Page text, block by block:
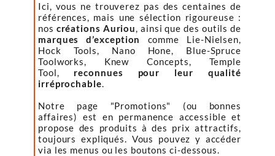
Ici, vous ne trouverez pas des centaines de
références, mais une sélection rigoureuse :
nos créations Auriou, ainsi que des outils de
marques d’exception
comme Lie-Nielsen,
Hock Tools, Nano Hone, Blue-Spruce
Toolworks, Knew Concepts, Temple
Tool, reconnues pour leur qualité
irréprochable.
Notre page "Promotions" (ou bonnes
affaires) est en permanence accessible et
propose des produits à des prix attractifs,
toujours expliqués. Vous pouvez y accéder
via les menus ou les boutons ci-dessous.